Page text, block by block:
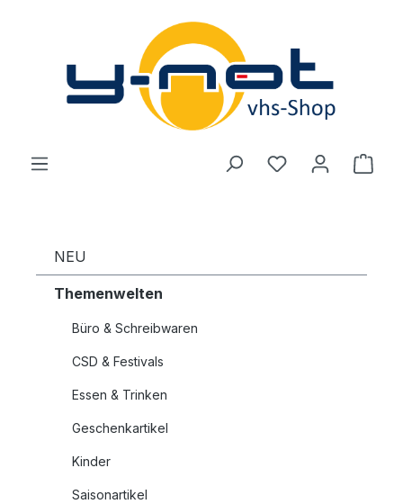
Zum Hauptinhalt springen
Du hast 0
NEU
Themenwelten
Büro & Schreibwaren
CSD & Festivals
Essen & Trinken
Geschenkartikel
Kinder
Saisonartikel